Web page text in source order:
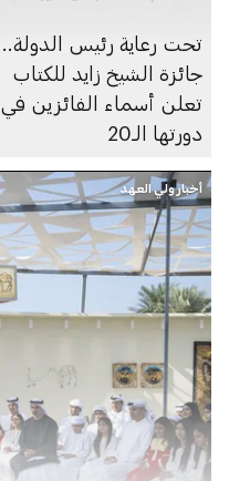
تحت رعاية رئيس الدولة..
جائزة الشيخ زايد للكتاب
تعلن أسماء الفائزين في
دورتها الـ20
أخبار ولي العهد